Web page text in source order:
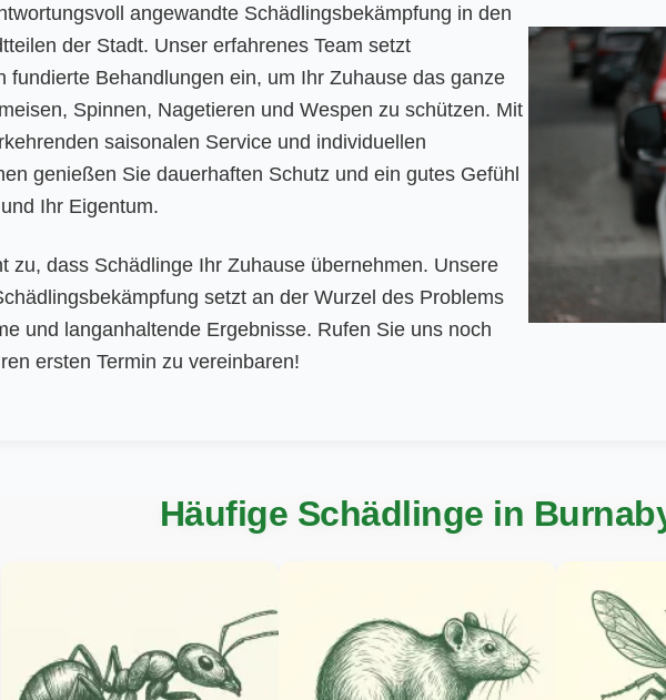
angewandte Schädlingsbekämpfung in den
der Stadt. Unser erfahrenes Team setzt
fundierte Behandlungen ein, um Ihr Zuhause das ganze
Spinnen, Nagetieren und Wespen zu schützen. Mit
saisonalen Service und individuellen
genießen Sie dauerhaften Schutz und ein gutes Gefühl
Ihr Eigentum.
zu, dass Schädlinge Ihr Zuhause übernehmen. Unsere
setzt an der Wurzel des Problems
und langanhaltende Ergebnisse. Rufen Sie uns noch
ersten Termin zu vereinbaren!
Häufige Schädlinge in